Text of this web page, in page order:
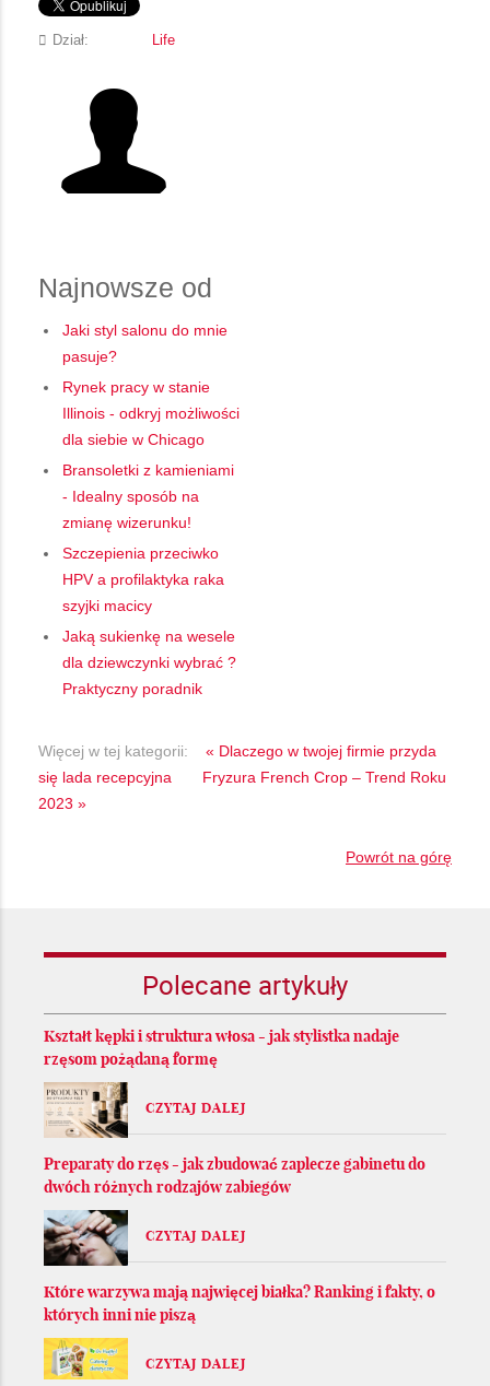
Dział: Life
Najnowsze od
Jaki styl salonu do mnie
pasuje?
Rynek pracy w stanie
Illinois - odkryj możliwości
dla siebie w Chicago
Bransoletki z kamieniami
- Idealny sposób na
zmianę wizerunku!
Szczepienia przeciwko
HPV a profilaktyka raka
szyjki macicy
Jaką sukienkę na wesele
dla dziewczynki wybrać ?
Praktyczny poradnik
Więcej w tej kategorii:
« Dlaczego w twojej firmie przyda
się lada recepcyjna
Fryzura French Crop – Trend Roku
2023 »
Powrót na górę
Polecane artykuły
Kształt kępki i struktura włosa - jak stylistka nadaje
rzęsom pożądaną formę
CZYTAJ DALEJ
Preparaty do rzęs - jak zbudować zaplecze gabinetu do
dwóch różnych rodzajów zabiegów
CZYTAJ DALEJ
Które warzywa mają najwięcej białka? Ranking i fakty, o
których inni nie piszą
CZYTAJ DALEJ